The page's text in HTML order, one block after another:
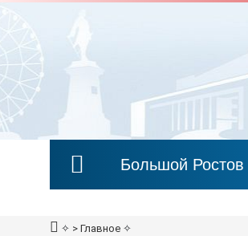
Большой Ростов
✧ > Главное ✧